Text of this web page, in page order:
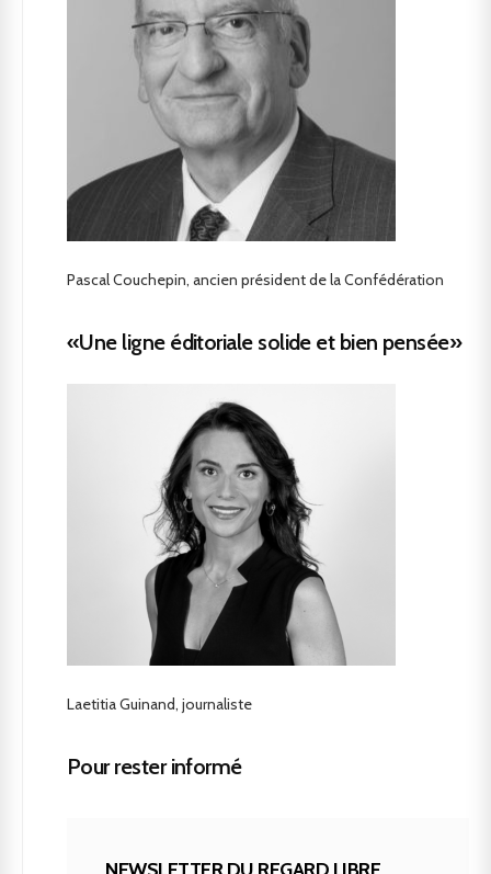
Pascal Couchepin, ancien président de la Confédération
«Une ligne éditoriale solide et bien pensée»
Laetitia Guinand, journaliste
Pour rester informé